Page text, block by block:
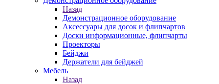
Назад
Демонстрационное оборудование
Аксессуары для досок и флипчартов
Доски информационные, флипчарты
Проекторы
Бейджи
Держатели для бейджей
Мебель
Назад